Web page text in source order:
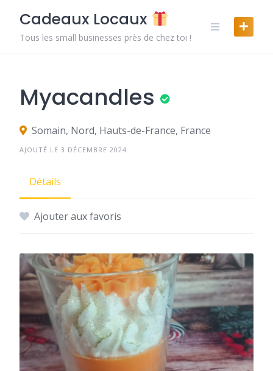
content
Cadeaux Locaux
Tous les small businesses près de chez toi !
Myacandles
Somain, Nord, Hauts-de-France, France
AJOUTÉ LE 3 DÉCEMBRE 2024
Détails
Ajouter aux favoris